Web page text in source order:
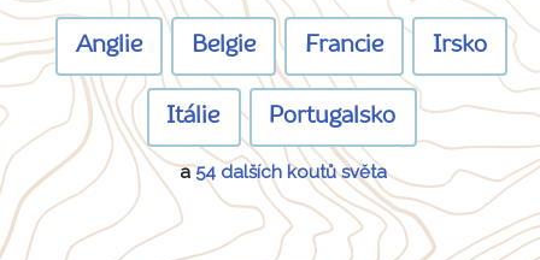
Anglie Belgie Francie Irsko
Itálie Portugalsko
a54 dalších koutů světa